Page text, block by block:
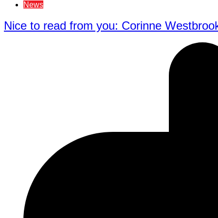
News
Nice to read from you: Corinne